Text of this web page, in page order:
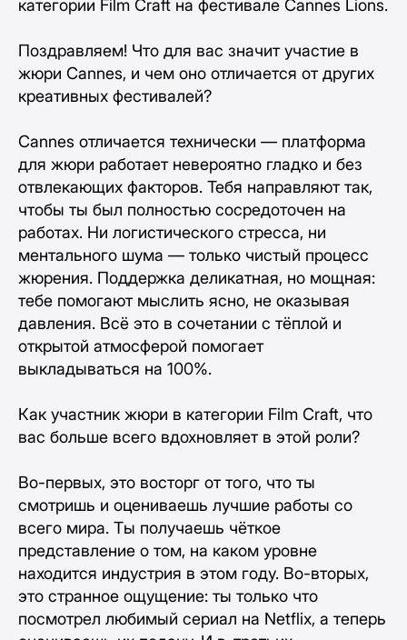
категории Film Craft на фестивале Cannes Lions.
Поздравляем! Что для вас значит участие в
жюри Cannes, и чем оно отличается от других
креативных фестивалей?
Cannes отличается технически — платформа
для жюри работает невероятно гладко и без
отвлекающих факторов. Тебя направляют так,
чтобы ты был полностью сосредоточен на
работах. Ни логистического стресса, ни
ментального шума — только чистый процесс
жюрения. Поддержка деликатная, но мощная:
тебе помогают мыслить ясно, не оказывая
давления. Всё это в сочетании с тёплой и
открытой атмосферой помогает
выкладываться на 100%.
Как участник жюри в категории Film Craft, что
вас больше всего вдохновляет в этой роли?
Во-первых, это восторг от того, что ты
смотришь и оцениваешь лучшие работы со
всего мира. Ты получаешь чёткое
представление о том, на каком уровне
находится индустрия в этом году. Во-вторых,
это странное ощущение: ты только что
посмотрел любимый сериал на Netflix, а теперь